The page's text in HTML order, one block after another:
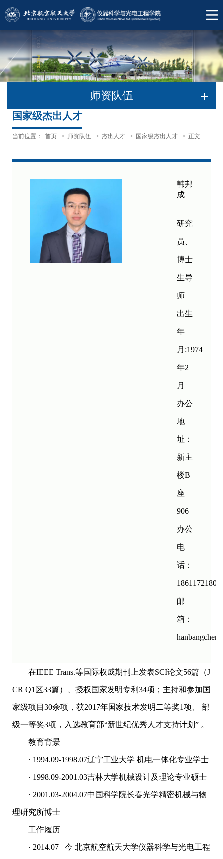
师资队伍
国家级杰出人才
当前位置： 首页 -> 师资队伍 -> 杰出人才 -> 国家级杰出人才 -> 正文
韩邦
成
研究
员、
博士
生导
师
出生
年
月:1974
年2
月
办公
地
址：
新主
楼B
座
906
办公
电
话：
18611721805
邮
箱：
在IEEE Trans.等国际权威期刊上发表SCI论文56篇（J
CR Q1区33篇）、授权国家发明专利34项；主持和参加国
家级项目30余项，获2017年国家技术发明二等奖1项、 部
级一等奖3项，入选教育部“新世纪优秀人才支持计划” 。
教育背景
· 1994.09-1998.07辽宁工业大学 机电一体化专业学士
· 1998.09-2001.03吉林大学机械设计及理论专业硕士
· 2001.03-2004.07中国科学院长春光学精密机械与物
理研究所博士
工作履历
· 2014.07 –今 北京航空航天大学仪器科学与光电工程